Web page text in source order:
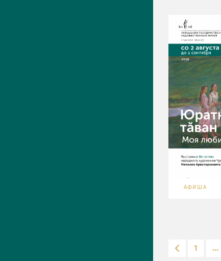
АФИША
1 ...